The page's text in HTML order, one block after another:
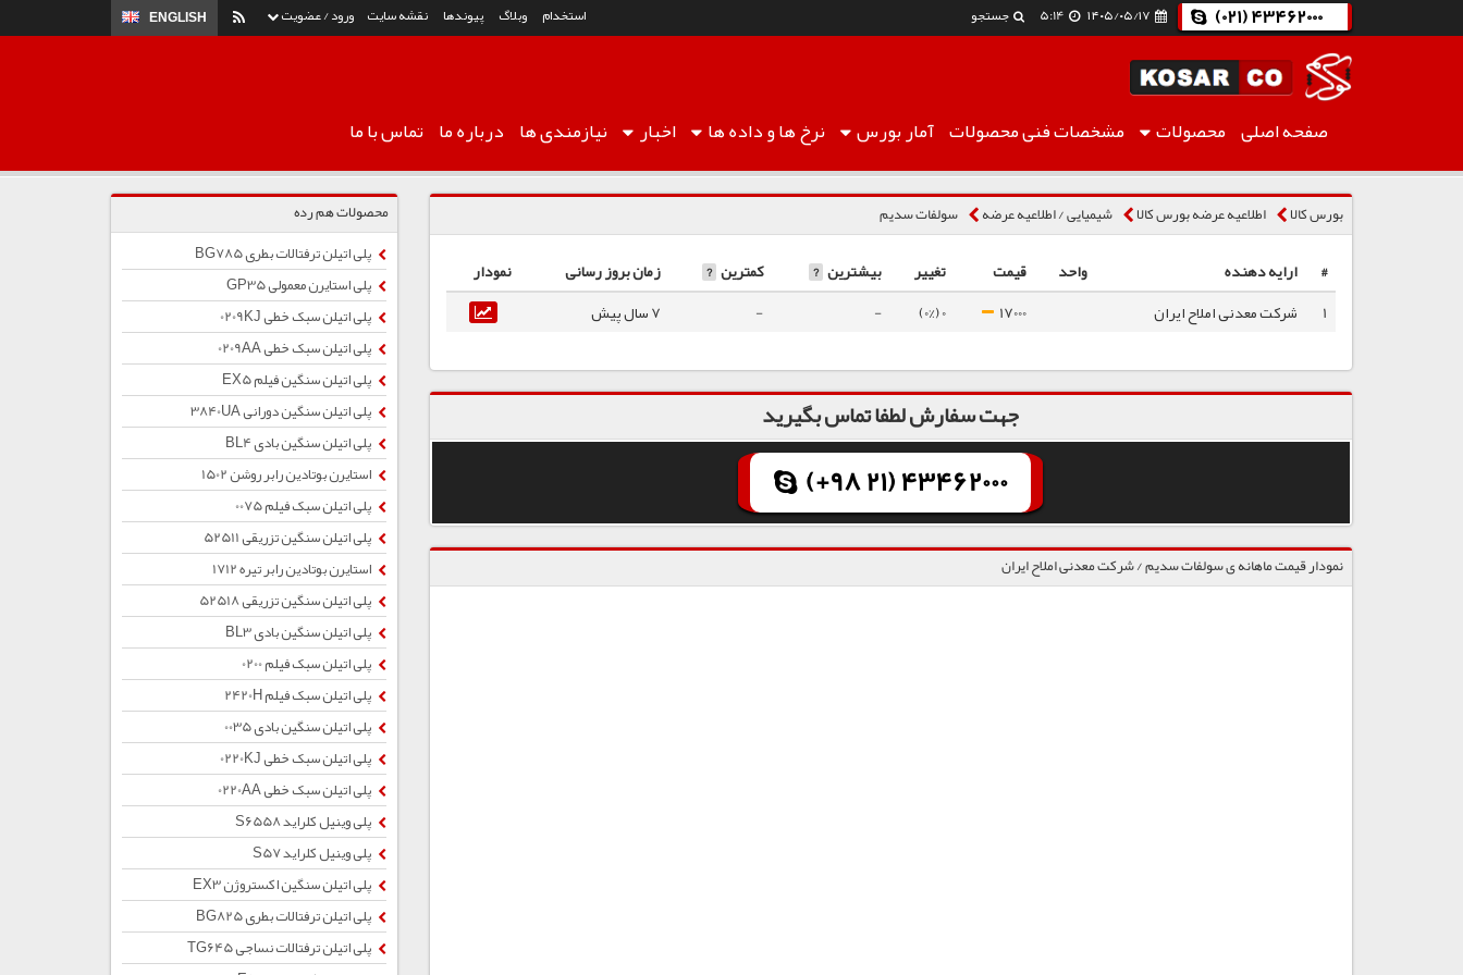
ورود / عضویت ENGLISH استخدام وبلاگ پیوندها نقشه سایت (021) 43462000
5:14 جستجو
صفحه اصلی محصولات مشخصات فنیمحصولات آماربورس نرخ هاو داده ها اخبار نیازمندی ها درباره ما تماس با ما سولفات سدیم
بورس کالا اطلاعیه عرضه بورس کالا شیمیایی / اطلاعیه عرضه سولفات سدیم
# ارایه دهنده واحد قیمت تغییر بیشترین ? کمترین ? زمان بروز رسانی
نمودار
1
شرکت معدنی املاح ایران 17000
0 (0%)
-
- 7 سال پیش
جهت سفارش لطفا تماس بگیرید
(+98 21) 43462000
نمودار قیمت ماهانه ی سولفات سدیم / شرکت معدنی املاح ایران
محصولات هم رده
پلی اتیلن ترفتالات بطری BG785
پلی استایرن معمولی GP35
پلی اتیلن سبک خطی 0209KJ
پلی اتیلن سبک خطی 0209AA
پلی اتیلن سنگین فیلم EX5
پلی اتیلن سنگین دورانی 3840UA
پلی اتیلن سنگین بادی BL4
استایرن بوتادین رابر روشن 1502
پلی اتیلن سبک فیلم 0075
پلی اتیلن سنگین تزریقی 52511
استایرن بوتادین رابر تیره 1712
پلی اتیلن سنگین تزریقی 52518
پلی اتیلن سنگین بادی BL3
پلی اتیلن سبک فیلم 0200
پلی اتیلن سبک فیلم 2420H
پلی اتیلن سنگین بادی 0035
پلی اتیلن سبک خطی 0220KJ
پلی اتیلن سبک خطی 0220AA
پلی وینیل کلراید S6558
پلی وینیل کلراید S57
پلی اتیلن سنگین اکستروژن EX3
پلی اتیلن ترفتالات بطری BG825
پلی اتیلن ترفتالات نساجی TG645